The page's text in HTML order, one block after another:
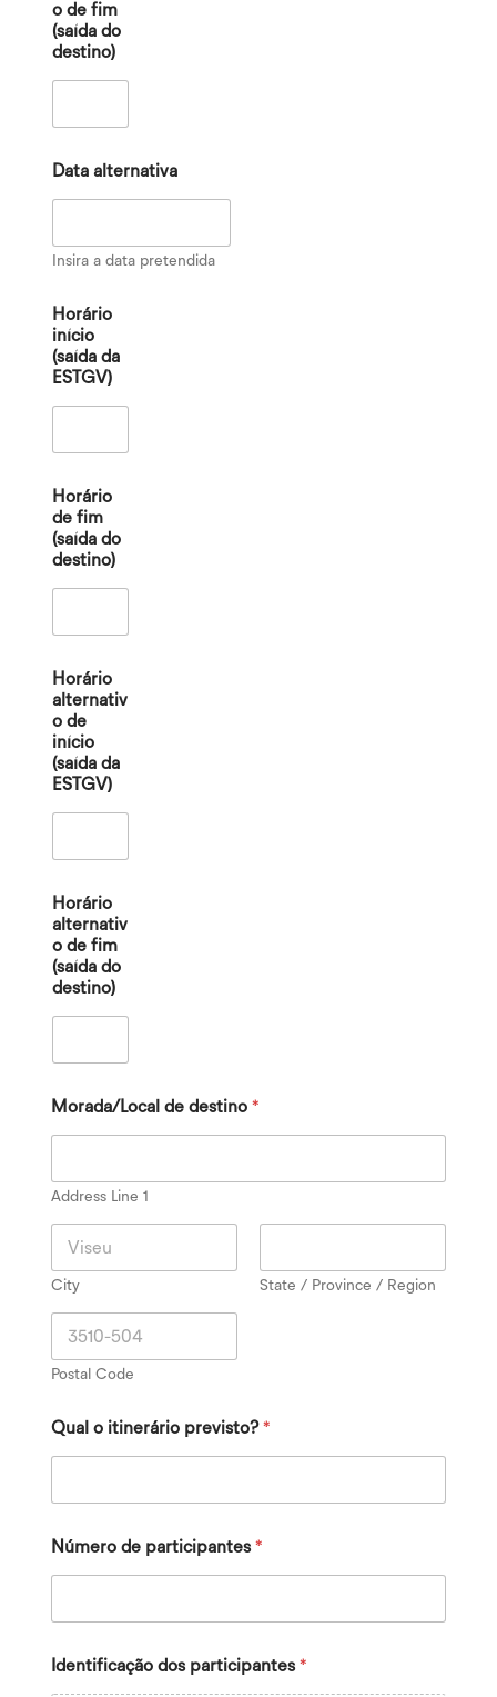
o de fim
(saída do
destino)
Data alternativa
Insira a data pretendida
Horário
início
(saída da
ESTGV)
Horário
de fim
(saída do
destino)
Horário
alternativ
o de
início
(saída da
ESTGV)
Horário
alternativ
o de fim
(saída do
destino)
Morada/Local de destino *
Address Line 1
City State / Province / Region
Postal Code
e
d
s
i
o
Qual o itinerário previsto?*
Número de participantes*
Identificação dos participantes*